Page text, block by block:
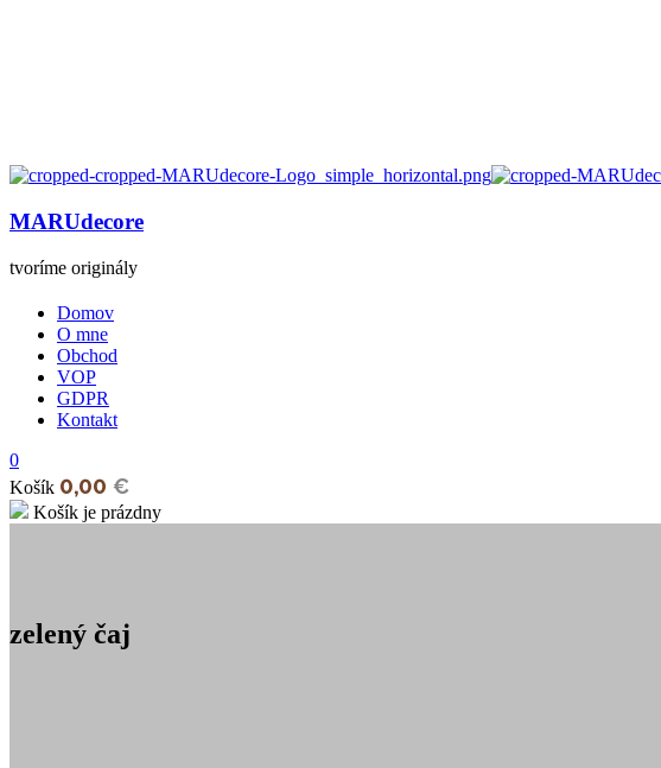
MARUdecore
tvoríme originály
Domov
O mne
Obchod
VOP
GDPR
Kontakt
0
Košík 0,00 €
Košík je prázdny
zelený čaj